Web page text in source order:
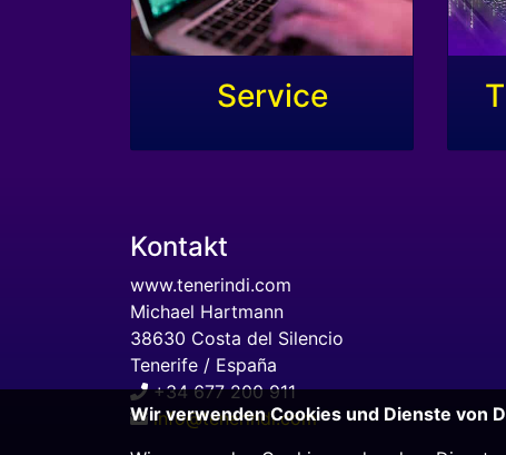
Service
Kontakt
www.tenerindi.com
Michael Hartmann
38630 Costa del Silencio
Tenerife / España
+34 677 200 911
info@tenerindi.com
Wir verwenden Cookies und Dienste von